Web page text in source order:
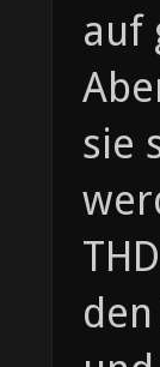
auf
sie